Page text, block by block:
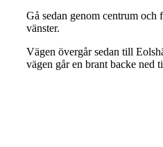
Gå sedan genom centrum och
vänster.
Vägen övergår sedan till
vägen går en brant backe ned